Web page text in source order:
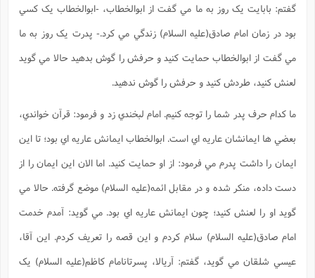
گفتم: بابايت يک روز به ما مي گفت از ابوالخطاب، -ابوالخطاب يک کسي
بود در زمان امام صادق(علیه السلام) زندگي مي کرد.- پدرت يک روز به ما
مي گفت از ابوالخطاب حمايت کنيد و حرفش را گوش بدهيد حالا مي گويد
لعنش کنيد، طردش کنيد و حرفش را گوش ندهيد.
ما کدام حرف پدر شما را توجه کنيم. امام لبخندي زد و فرمود: قرآن خواندي،
بعضي ها ايمانشان عاريه اي است. ابوالخطاب ايمانش عاريه اي بود؛ تا اين
ايمان را داشت پدرم مي فرمود: از او حمايت کنيد. اما الان اين ايمان را از
دست داده، منکر شده و در مقابل ائمه(علیه السلام) موضع گرفته. حالا مي
گويد او را لعنش کنيد؛ چون ايمانش عاريه اي بود. مي گويد: آمدم خدمت
امام صادق(علیه السلام) سلام کردم و اين قصه را تعريف کردم. اين آقا،
عيسي شلقان مي گويد، گفتم: آريالا، پسرتانامام کاظم(علیه السلام) يک